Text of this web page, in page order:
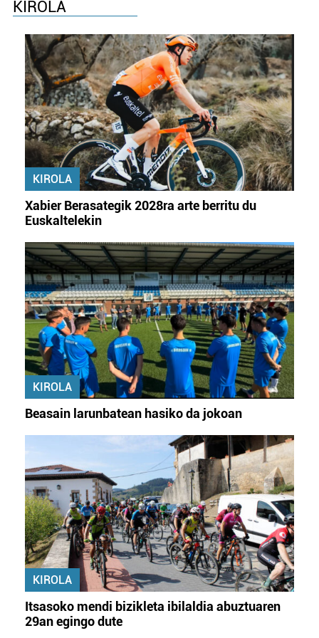
Webgune honek cookie propioak eta hirugarrenen cookie-
fitxategiak erabiltzen ditu. Zure esperientzia eta
zerbitzuak hobetzeko asmoz, cookie teknologiaz
baliatzen gara. Ohar hau onartuz gero, teknologia hori
erabiltzeko baimen esplizitua ematen diguzu.Gehiago
irakurri
KIROLA
KIROLA
Xabier Berasategik 2028ra arte berritu du
Euskaltelekin
KIROLA
Beasain larunbatean hasiko da jokoan
KIROLA
Itsasoko mendi bizikleta ibilaldia abuztuaren
29an egingo dute